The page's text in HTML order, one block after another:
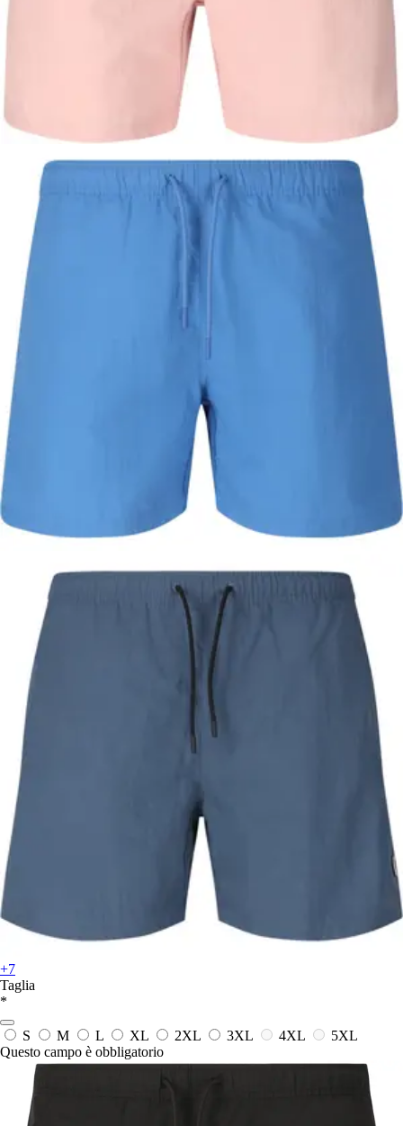
+7
Taglia
*
S M L XL 2XL 3XL 4XL
5XL
Questo campo è obbligatorio